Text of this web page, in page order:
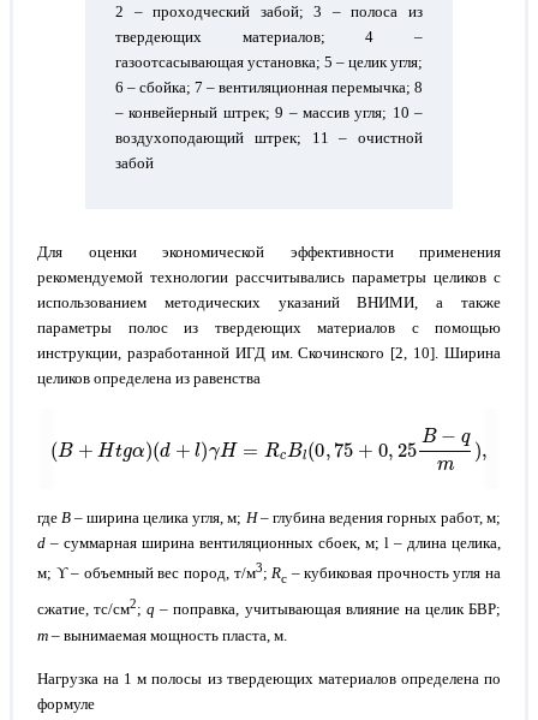
2 – проходческий забой; 3 – полоса из
твердеющих материалов; 4 –
газоотсасывающая установка; 5 – целик угля;
6 – сбойка; 7 – вентиляционная перемычка; 8
– конвейерный штрек; 9 – массив угля; 10 –
воздухоподающий штрек; 11 – очистной
забой
Для оценки экономической эффективности применения
рекомендуемой технологии рассчитывались параметры целиков с
использованием методических указаний ВНИМИ, а также
параметры полос из твердеющих материалов с помощью
инструкции, разработанной ИГД им. Скочинского [2, 10]. Ширина
целиков определена из равенства
m
гдеB – ширина целика угля, м; H– глубина ведения горных работ, м;
d – суммарная ширина вентиляционных сбоек, м; l – длина целика,
м; ϒ – объемный вес пород, т/м3;Rc – кубиковая прочность угля на
сжатие, тс/см2;q – поправка, учитывающая влияние на целик БВР;
m – вынимаемая мощность пласта, м.
Нагрузка на 1 м полосы из твердеющих материалов определена по
формуле